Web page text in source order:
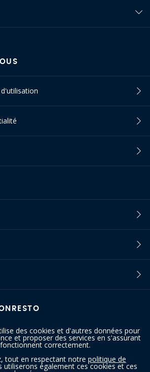
des cookies et d'autres données pour
et proposer des services en s'assurant
correctement.
tout en respectant notre politique de
utiliserons également ces cookies et ces